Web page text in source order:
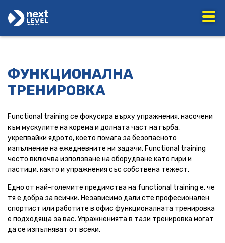
ФУНКЦИОНАЛНА
ТРЕНИРОВКА
Functional training се фокусира върху упражнения, насочени
към мускулите на корема и долната част на гърба,
укрепвайки ядрото, което помага за безопасното
изпълнение на ежедневните ни задачи. Functional training
често включва използване на оборудване като гири и
ластици, както и упражнения със собствена тежест.
Едно от най-големите предимства на functional training е, че
тя е добра за всички. Независимо дали сте професионален
спортист или работите в офис функционалната тренировка
е подходяща за вас. Упражненията в тази тренировка могат
да се изпълняват от всеки.